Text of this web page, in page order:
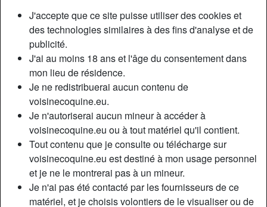
J'accepte que ce site puisse utiliser des cookies et
des technologies similaires à des fins d'analyse et de
publicité.
J'ai au moins 18 ans et l'âge du consentement dans
mon lieu de résidence.
Je ne redistribuerai aucun contenu de
voisinecoquine.eu.
Je n'autoriserai aucun mineur à accéder à
voisinecoquine.eu ou à tout matériel qu'il contient.
Tout contenu que je consulte ou télécharge sur
voisinecoquine.eu est destiné à mon usage personnel
et je ne le montrerai pas à un mineur.
Je n'ai pas été contacté par les fournisseurs de ce
matériel, et je choisis volontiers de le visualiser ou de
Nickname:
Croni33
Âge:
30
Pays:
France
Département:
Gironde
Sexe:
Homme